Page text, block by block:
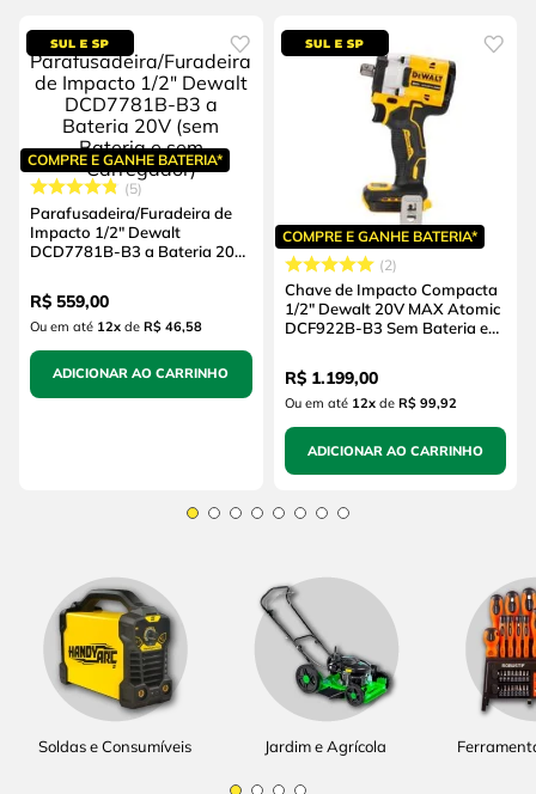
COMPRE E GANHE BATERIA*
5
Parafusadeira/Furadeira de
Impacto 1/2" Dewalt
DCD7781B-B3 a Bateria 20V
Carregador)
R$ 559,00
Ou em até 12x de R$ 46,58
ADICIONAR AO CARRINHO
COMPRE E GANHE BATERIA*
2
Chave de Impacto Compacta
1/2" Dewalt 20V MAX Atomic
DCF922B-B3 Sem Bateria e
R$ 1.199,00
Ou em até 12xde R$ 99,92
ADICIONAR AO CARRINHO
Soldas e Consumíveis Jardim e Agrícola